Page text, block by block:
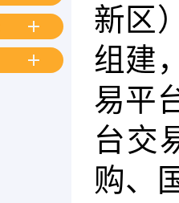
新区
组建
易平
台交
购、